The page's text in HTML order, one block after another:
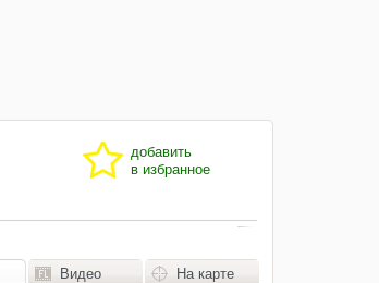
добавить
в избранное
Видео На карте